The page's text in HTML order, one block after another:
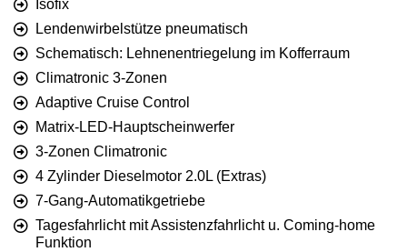
Isofix
Lendenwirbelstütze pneumatisch
Schematisch: Lehnenentriegelung im Kofferraum
Climatronic 3-Zonen
Adaptive Cruise Control
Matrix-LED-Hauptscheinwerfer
3-Zonen Climatronic
4 Zylinder Dieselmotor 2.0L (Extras)
7-Gang-Automatikgetriebe
Tagesfahrlicht mit Assistenzfahrlicht u. Coming-home
Funktion